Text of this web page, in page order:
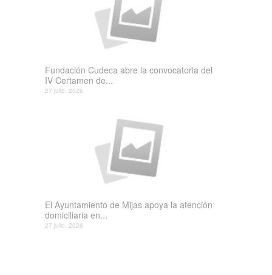
Fundación Cudeca abre la convocatoria del
IV Certamen de...
27 julio, 2026
El Ayuntamiento de Mijas apoya la atención
domiciliaria en...
27 julio, 2026